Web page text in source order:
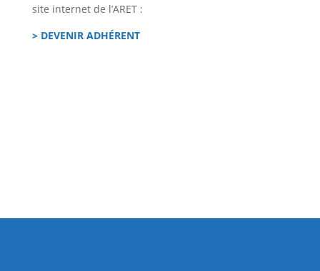
site internet de l’ARET :
> DEVENIR ADHÉRENT